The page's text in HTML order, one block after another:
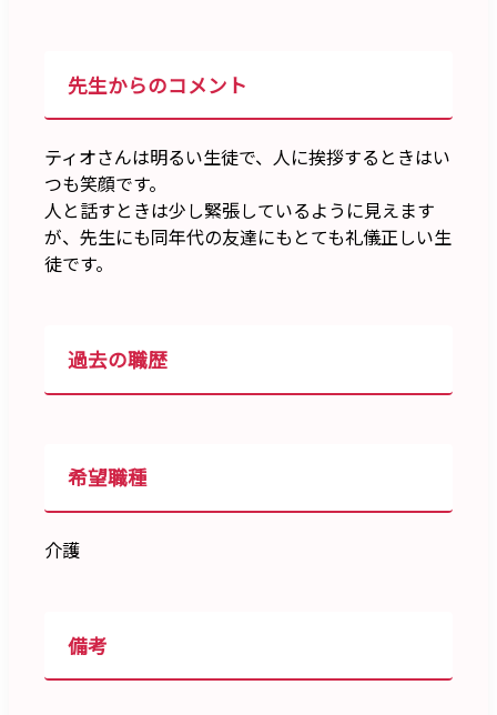
先生からのコメント
ティオさんは明るい生徒で、人に挨拶するときはい
つも笑顔です。
人と話すときは少し緊張しているように見えます
が、先生にも同年代の友達にもとても礼儀正しい生
徒です。
過去の職歴
希望職種
介護
備考